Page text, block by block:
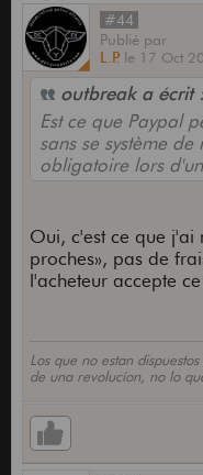
#44
Publié par
L.P. le 17 Oct
outbreak a écrit
Est ce que Paypal
sans se système
obligatoire lors
Oui, c'est ce que j'ai
proches», pas de
l'acheteur accepte
Los que no estan
de una revolucíon, no lo